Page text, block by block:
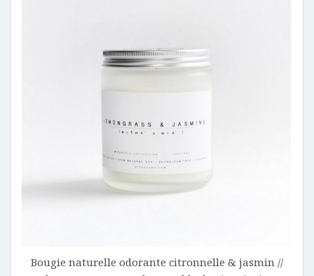
Bougie naturelle odorante citronnelle & jasmin //